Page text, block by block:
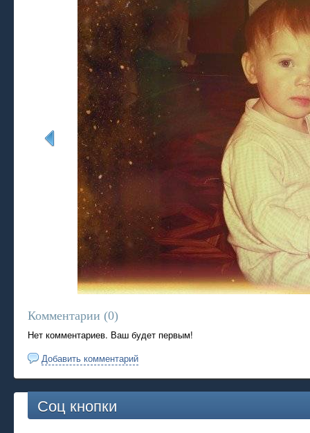
Комментарии (0)
Нет комментариев. Ваш будет первым!
Добавить комментарий
Соц кнопки